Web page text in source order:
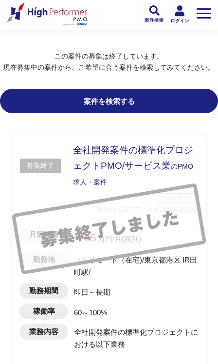
この案件の募集は終了しています。
現在募集中の案件から、ご希望に合う案件を検索してみてください。
案件を検索する
募集終了
全社開発案件の標準化プロジ
ェクトPMO/サービス業のPMO
求人・案件
公開日: 2022/02/04
月額報酬 〜85 万円/月(税別)
勤務地
フルリモート（在宅)/東京都港区 IR田
町駅/
勤務期間 即日～長期
稼働率 60～100%
業務内容
全社開発案件の標準化プロジェクトに
おける以下業務